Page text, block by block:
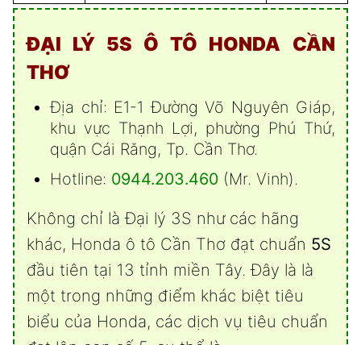
ĐẠI LÝ 5S Ô TÔ HONDA CẦN
THƠ
Địa chỉ: E1-1 Đường Võ Nguyên Giáp,
khu vực Thạnh Lợi, phường Phú Thứ,
quận Cái Răng, Tp. Cần Thơ.
Hotline: 0944.203.460 (Mr. Vinh).
Không chỉ là Đại lý 3S như các hãng
khác, Honda ô tô Cần Thơ đạt chuẩn 5S
đầu tiên tại 13 tỉnh miền Tây. Đây là là
một trong những điểm khác biệt tiêu
biểu của Honda, các dịch vụ tiêu chuẩn